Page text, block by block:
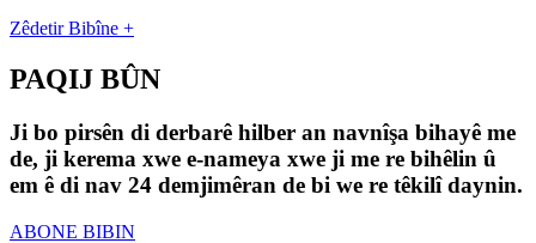
Zêdetir Bibîne +
PAQIJ BÛN
Ji bo pirsên di derbarê hilber an navnîşa bihayê me
de, ji kerema xwe e-nameya xwe ji me re bihêlin û
em ê di nav 24 demjimêran de bi we re têkilî daynin.
ABONE BIBIN